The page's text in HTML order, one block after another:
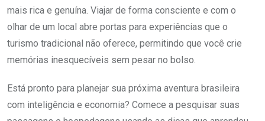
mais rica e genuína. Viajar de forma consciente e com o
olhar de um local abre portas para experiências que o
turismo tradicional não oferece, permitindo que você crie
memórias inesquecíveis sem pesar no bolso.
Está pronto para planejar sua próxima aventura brasileira
com inteligência e economia? Comece a pesquisar suas